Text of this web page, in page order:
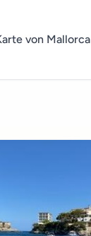
von Mallorca